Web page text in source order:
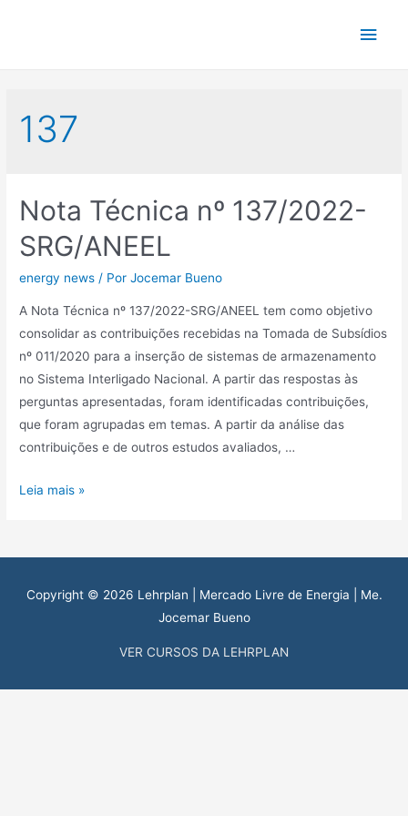
137
Nota Técnica nº 137/2022-
SRG/ANEEL
energy news / PorJocemar Bueno
A Nota Técnica nº 137/2022-SRG/ANEEL tem como objetivo
consolidar as contribuições recebidas na Tomada de Subsídios
nº 011/2020 para a inserção de sistemas de armazenamento
no Sistema Interligado Nacional. A partir das respostas às
perguntas apresentadas, foram identificadas contribuições,
que foram agrupadas em temas. A partir da análise das
contribuições e de outros estudos avaliados, …
Nota
137/2022-
Leia mais »
Copyright © 2026 Lehrplan | Mercado Livre de Energia | Me.
Jocemar Bueno
VER CURSOS DA LEHRPLAN